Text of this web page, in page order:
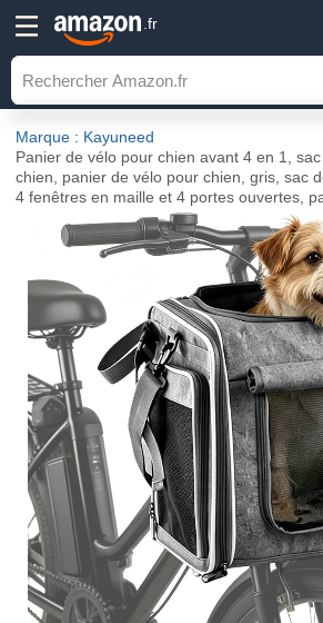
.fr
Marque : Kayuneed
Panier de vélo pour chien avant 4 en 1,
chien, panier de vélo pour chien, gris, sac
4 fenêtres en maille et 4 portes ouvertes,